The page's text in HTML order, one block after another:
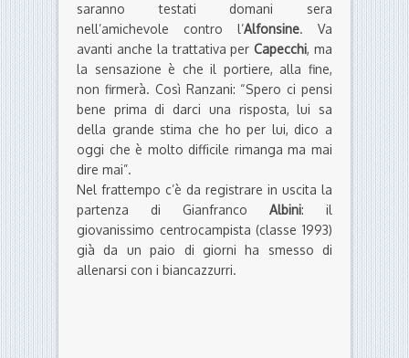
saranno testati domani sera
nell’amichevole contro l’Alfonsine. Va
avanti anche la trattativa per Capecchi, ma
la sensazione è che il portiere, alla fine,
non firmerà. Così Ranzani: “Spero ci pensi
bene prima di darci una risposta, lui sa
della grande stima che ho per lui, dico a
oggi che è molto difficile rimanga ma mai
dire mai”.
Nel frattempo c’è da registrare in uscita la
partenza di Gianfranco Albini: il
giovanissimo centrocampista (classe 1993)
già da un paio di giorni ha smesso di
allenarsi con i biancazzurri.